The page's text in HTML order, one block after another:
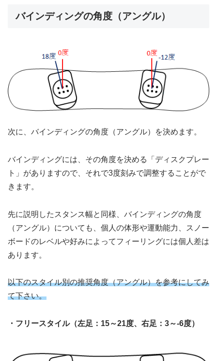
バインディングの角度（アングル）
次に、バインディングの角度（アングル）を決めます。
バインディングには、その角度を決める「ディスクプレー
ト」がありますので、それで3度刻みで調整することがで
きます。
先に説明したスタンス幅と同様、バインディングの角度
（アングル）についても、個人の体形や運動能力、スノー
ボードのレベルや好みによってフィーリングには個人差は
あります。
以下のスタイル別の推奨角度（アングル）を参考にしてみ
て下さい。
・フリースタイル（左足：15～21度、右足：3～-6度）